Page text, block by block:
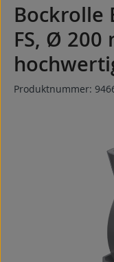
Bockrolle
FS, Ø 200
Produktnummer: